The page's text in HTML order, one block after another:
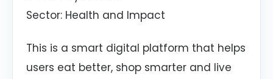
Sector: Health and Impact
This is a smart digital platform that helps
users eat better, shop smarter and live